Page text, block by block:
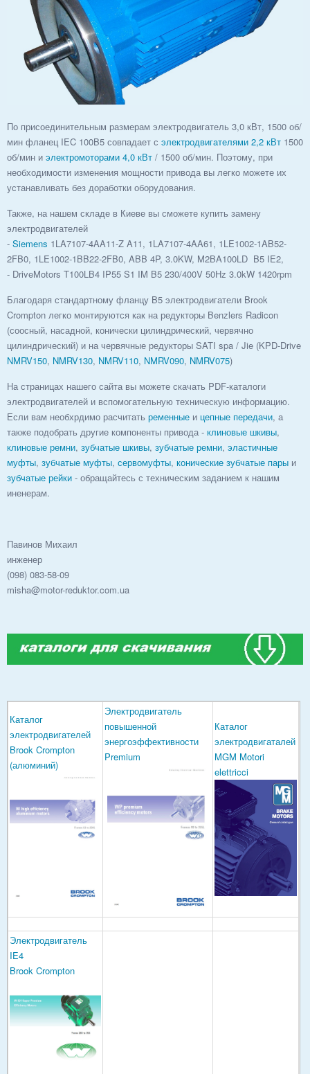
По присоединительным размерам электродвигатель 3,0 кВт, 1500 об/
мин фланец IEC 100B5 совпадает с электродвигателями 2,2 кВт 1500
об/мин и электромоторами 4,0 кВт / 1500 об/мин. Поэтому, при
необходимости изменения мощности привода вы легко можете их
устанавливать без доработки оборудования.
Также, на нашем складе в Киеве вы сможете купить замену
электродвигателей
- Siemens 1LA7107-4AA11-Z A11, 1LA7107-4AA61, 1LE1002-1AB52-
2FB0, 1LE1002-1BB22-2FB0, ABB 4P, 3.0KW, M2BA100LD B5 IE2,
- DriveMotors T100LB4 IP55 S1 IM B5 230/400V 50Hz 3.0kW 1420rpm
Благодаря стандартному фланцу B5 электродвигатели Brook
Crompton легко монтируются как на редукторы Benzlers Radicon
(соосный, насадной, конически цилиндрический, червячно
цилиндрический) и на червячные редукторы SATI spa / Jie (KPD-Drive
NMRV150, NMRV130, NMRV110, NMRV090, NMRV075)
На страницах нашего сайта вы можете скачать PDF-каталоги
электродвигателей и вспомогательную техническую информацию.
Если вам необхрдимо расчитать ременные и цепные передачи, а
также подобрать другие компоненты привода - клиновые шкивы,
клиновые ремни, зубчатые шкивы, зубчатые ремни, эластичные
муфты, зубчатые муфты, сервомуфты, конические зубчатые пары и
зубчатые рейки - обращайтесь с техническим заданием к нашим
иненерам.
Павинов Михаил
инженер
(098) 083-58-09
misha@motor-reduktor.com.ua
Каталог
электродвигателей
Brook Crompton
(алюминий)
Электродвигатель
повышенной
энергоэффективности
Premium
Каталог
электродвигаталей
MGM Motori
elettricci
Электродвигатель
IE4
Brook Crompton